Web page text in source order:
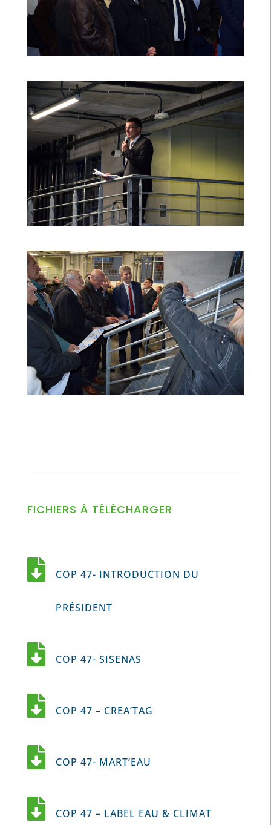
FICHIERS À TÉLÉCHARGER
 COP 47- INTRODUCTION DU
PRÉSIDENT
 COP 47- SISENAS
 COP 47 – CREA’TAG
 COP 47- MART’EAU
 COP 47 – LABEL EAU & CLIMAT